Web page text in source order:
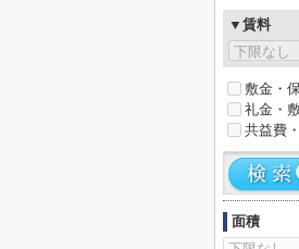
▼賃料
敷金・
礼金・
共益費
面積